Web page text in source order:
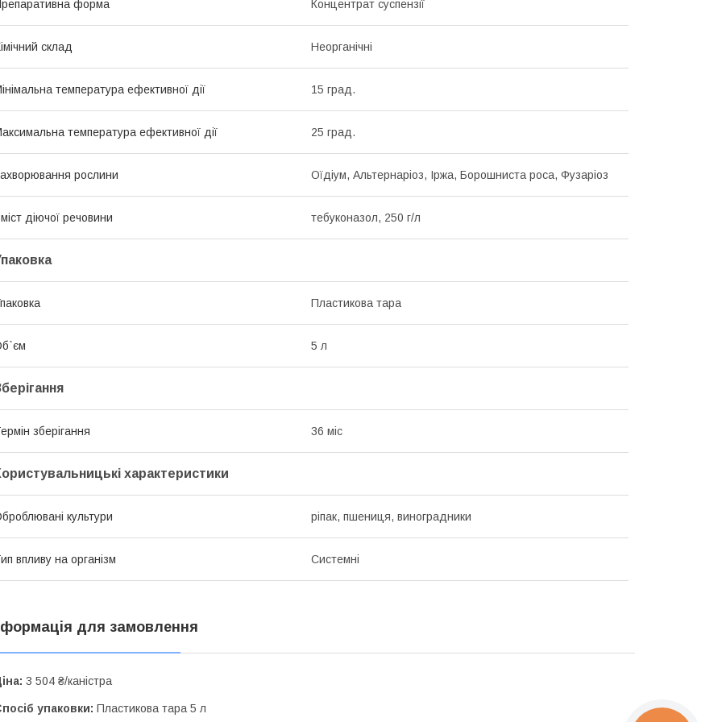
форма Концентрат суспензії
склад Неорганічні
температура ефективної дії 15 град.
температура ефективної дії 25 град.
рослини Оїдіум, Альтернаріоз, Іржа, Борошниста роса, Фузаріоз
діючої речовини тебуконазол, 250 г/л
Пластикова тара
5 л
зберігання 36 міс
характеристики
культури ріпак, пшениця, виноградники
впливу на організм Системні
для замовлення
3 504 ₴/каністра
упаковки: Пластикова тара 5 л